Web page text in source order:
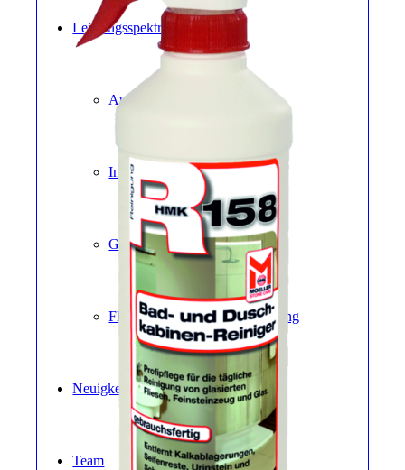
Leistungsspektrum
Außenbereich
Innenbereich
Grabmale
Fliesen und Keramikverarbeitung
Neuigkeiten
Team